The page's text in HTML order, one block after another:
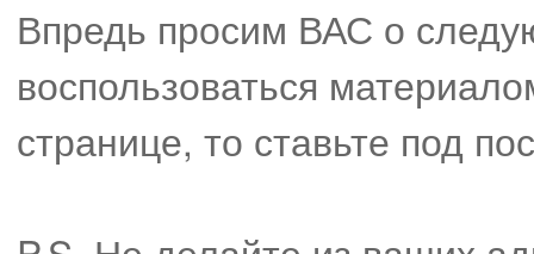
Впредь просим ВАС о
воспользоваться
странице, то ставьте под